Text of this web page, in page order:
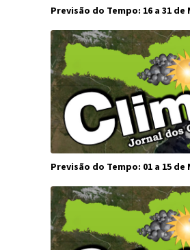
Previsão do Tempo: 16 a 31 de
Previsão do Tempo: 01 a 15 de